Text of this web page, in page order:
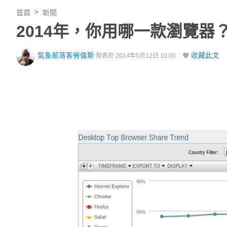
首頁 新聞
2014年，你用哪一款瀏覽器
氣象部落客勞倫斯 發表於 2014年5月12日 10:00 收藏此文